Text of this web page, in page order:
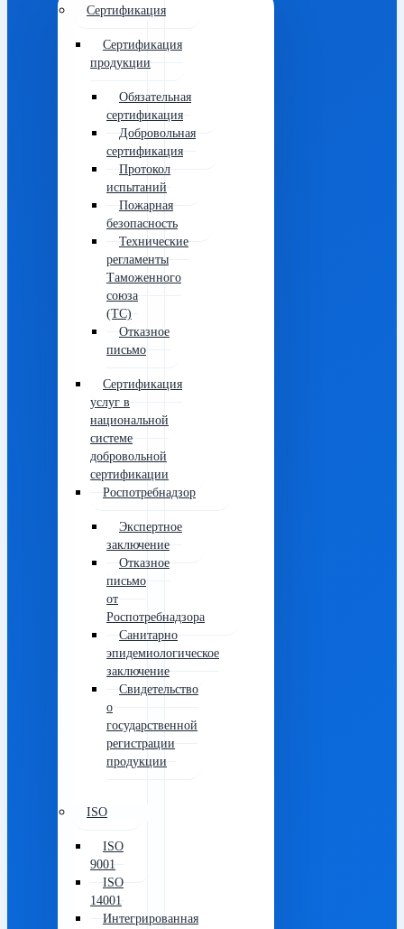
Сертификация
Сертификация
продукции
Обязательная
сертификация
Добровольная
сертификация
Протокол
испытаний
Пожарная
безопасность
Технические
регламенты
Таможенного
союза
(ТС)
Отказное
письмо
Сертификация
услуг в
национальной
системе
добровольной
сертификации
Роспотребнадзор
Экспертное
заключение
Отказное
письмо
от
Роспотребнадзора
Санитарно
эпидемиологическое
заключение
Свидетельство
о
государственной
регистрации
продукции
ISO
ISO
9001
ISO
14001
Интегрированная